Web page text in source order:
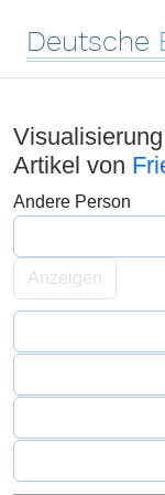
Deutsche
Artikel von
Andere Person
Anzeigen